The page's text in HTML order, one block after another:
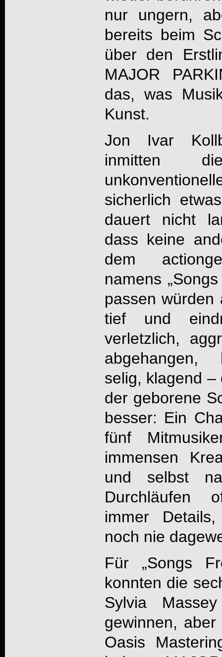
nur ungern,
bereits beim
über den
MAJOR
das, was
Kunst.
Jon Ivar
inmitten
sicherlich
dauert nicht
dass keine
dem
namens „
passen
tief und
verletzlich,
abgehangen,
selig, klagend
der geborene
besser: Ein
fünf
immensen
und selbst
Durchläufen
immer
noch nie
Für „Songs
konnten die
Sylvia
gewinnen,
Oasis